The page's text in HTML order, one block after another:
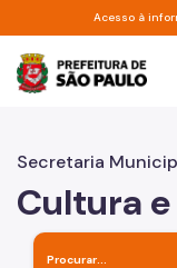
Pular para oAcesso à
Secretaria
Cultura